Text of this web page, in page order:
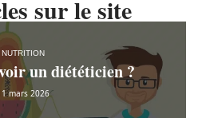
sur le site
NUTRITION
un diététicien ?
mars 2026